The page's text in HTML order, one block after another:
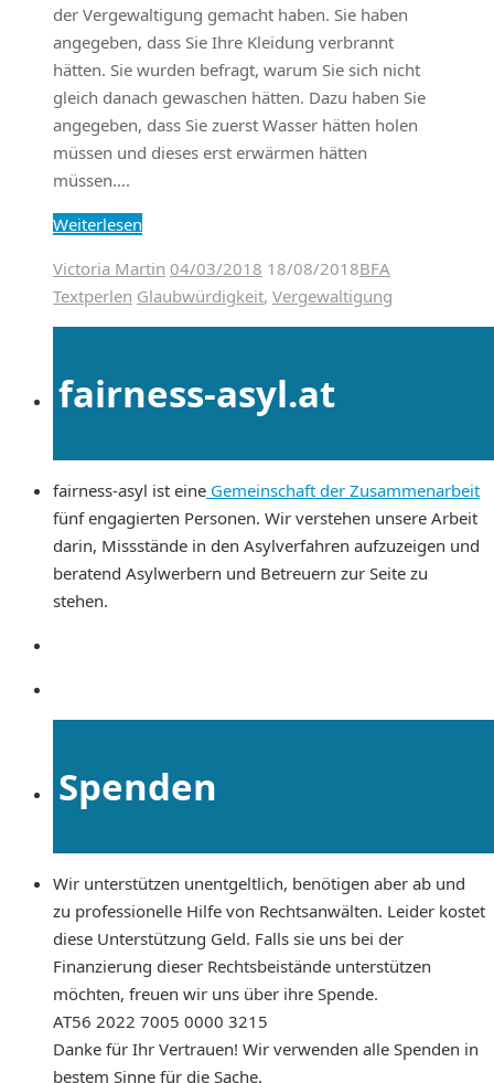
der Vergewaltigung gemacht haben. Sie haben
angegeben, dass Sie Ihre Kleidung verbrannt
hätten. Sie wurden befragt, warum Sie sich nicht
gleich danach gewaschen hätten. Dazu haben Sie
angegeben, dass Sie zuerst Wasser hätten holen
müssen und dieses erst erwärmen hätten
müssen….
Weiterlesen
Victoria Martin 04/03/2018 18/08/2018BFA
Textperlen Glaubwürdigkeit, Vergewaltigung
fairness-asyl.at
fairness-asyl ist eine Gemeinschaft der Zusammenarbeit
fünf engagierten Personen. Wir verstehen unsere Arbeit
darin, Missstände in den Asylverfahren aufzuzeigen und
beratend Asylwerbern und Betreuern zur Seite zu
stehen.
Spenden
Wir unterstützen unentgeltlich, benötigen aber ab und
zu professionelle Hilfe von Rechtsanwälten. Leider kostet
diese Unterstützung Geld. Falls sie uns bei der
Finanzierung dieser Rechtsbeistände unterstützen
möchten, freuen wir uns über ihre Spende.
AT56 2022 7005 0000 3215
Danke für Ihr Vertrauen! Wir verwenden alle Spenden in
bestem Sinne für die Sache.